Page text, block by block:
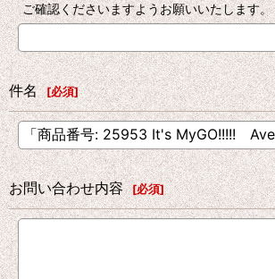
ご確認くださいますようお願いいたします。
件名 [必須]
お問い合わせ内容 [必須]